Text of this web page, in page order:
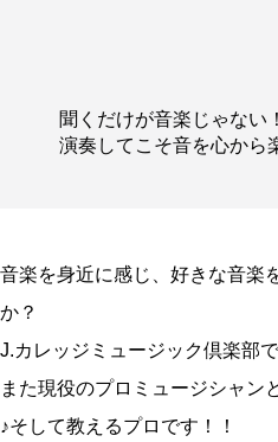
聞くだけが音楽じゃない
演奏してこそ音を心から
音楽を身近に感じ、好きな音楽
か？
J.カレッジミュージック倶楽部
また現役のプロミュージシャン
♪そして教えるプロです！！